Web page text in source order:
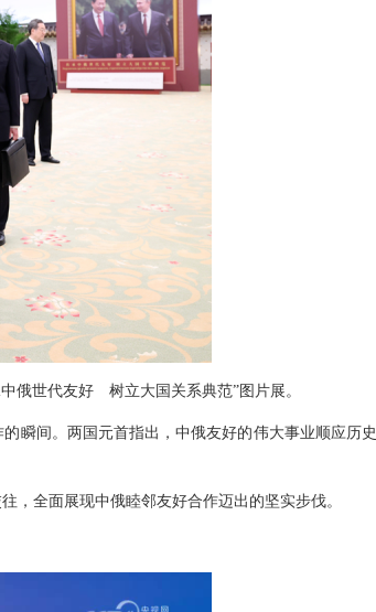
俄世代友好 树立大国关系典范”图片展。
瞬间。两国元首指出，中俄友好的伟大事业顺应历史
，全面展现中俄睦邻友好合作迈出的坚实步伐。